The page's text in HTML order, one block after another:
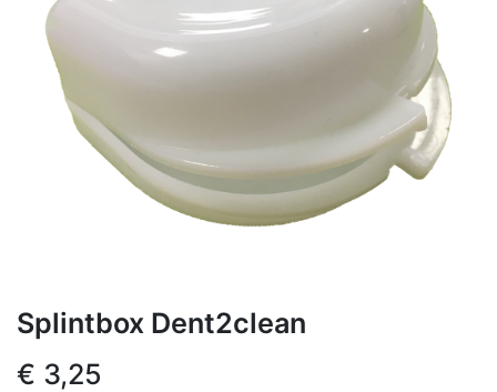
Splintbox Dent2clean
€ 3,25